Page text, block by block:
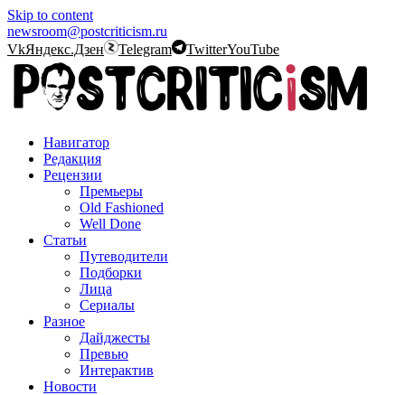
Skip to content
newsroom@postcriticism.ru
VkЯндекс.Дзен Telegram TwitterYouTube
Навигатор
Редакция
Рецензии
Премьеры
Old Fashioned
Well Done
Статьи
Путеводители
Подборки
Лица
Сериалы
Разное
Дайджесты
Превью
Интерактив
Новости